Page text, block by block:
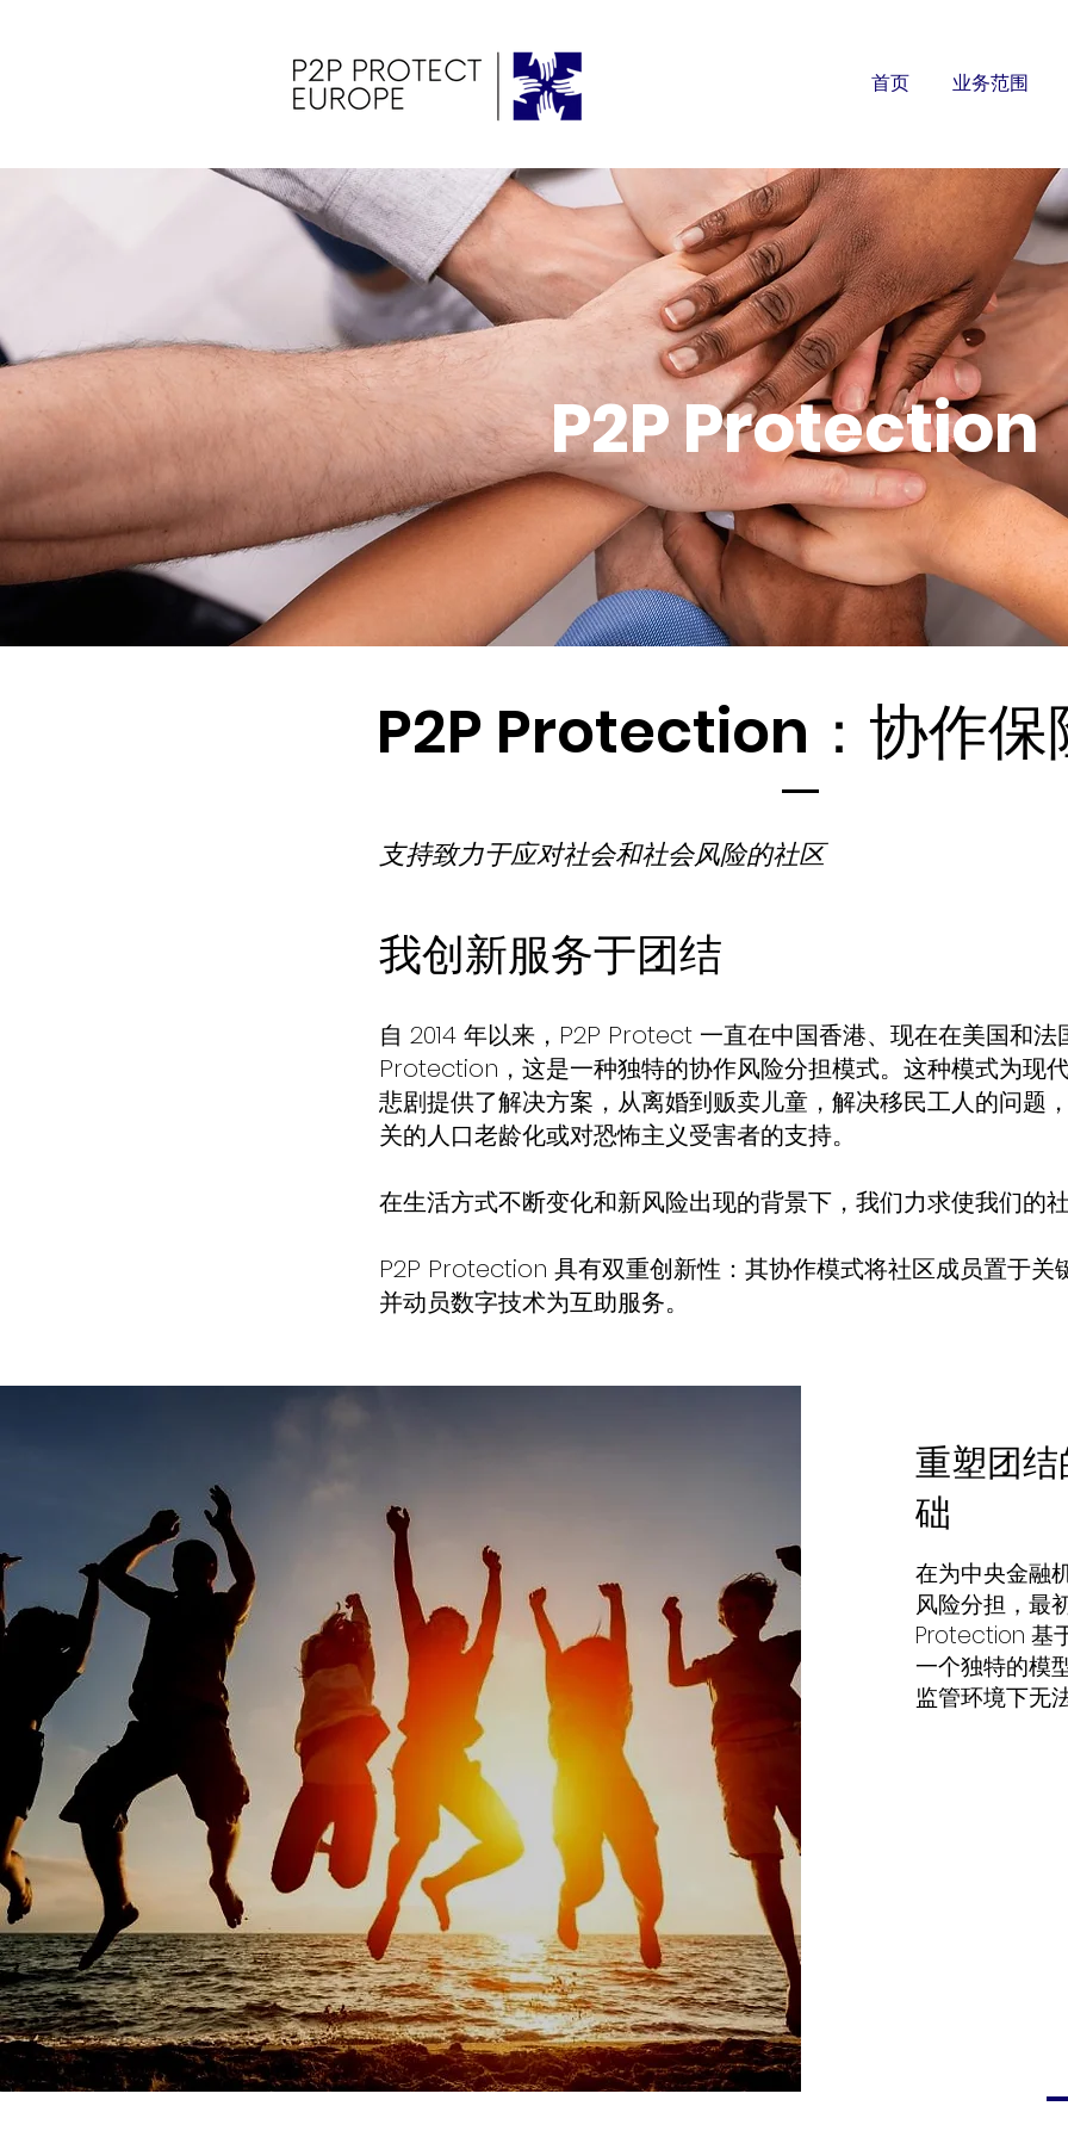
首页 业务范围
P2P Protection
P2P Protection：协作保
支持致力于应对社会和社会风险的社区
我创新服务于团结
自 2014 年以来，P2P Protect 一直在中国香港、现在在美国和法
Protection，这是一种独特的协作风险分担模式。这种模式为现
悲剧提供了解决方案，从离婚到贩卖儿童，解决移民工人的问题
关的人口老龄化或对恐怖主义受害者的支持。
在生活方式不断变化和新风险出现的背景下，我们力求使我们的
​P2P Protection 具有双重创新性：其协作模式将社区成员置于关
并动员数字技术为互助服务。
重塑团
础
在为中央金融
风险分担，最
Protection 基
一个独特的模
监管环境下无